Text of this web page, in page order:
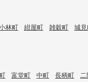
林町 紺屋町 雑穀町 城
富堂町 中町 長柄町 二